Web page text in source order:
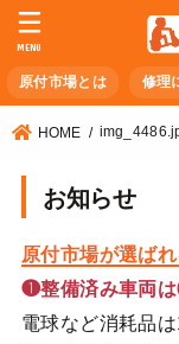
原付市場とは 修理
MENU
HOME
お知らせ
原付市場が選ば
❶整備済み車両
電球など消耗品